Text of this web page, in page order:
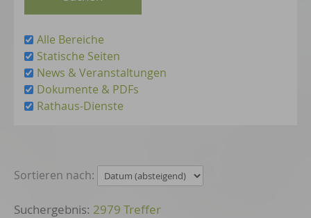
Alle Bereiche
Statische Seiten
News & Veranstaltungen
Dokumente & PDFs
Rathaus-Dienste
Sortieren nach:
2979 Treffer